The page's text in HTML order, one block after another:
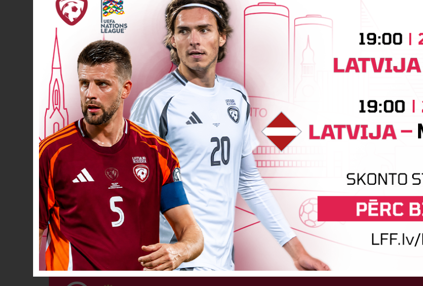
86’ Spēlētāja maiņa Andrey Agafonov Igors
86’ SODA SITIENS! 3:1 Igoris Stukalinas
88’ NEREALIZĒTS SODA SITIENS! Mihails